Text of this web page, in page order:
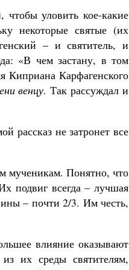
уловить кое-какие
некоторые святые (их
– и святитель, и
«В чем застану, в том
Киприана Карфагенского
венцу. Так рассуждал и
рассказ не затронет все
мученикам. Понятно, что
подвиг всегда – лучшая
– почти 2/3. Им честь,
влияние оказывают
их среды святителям,